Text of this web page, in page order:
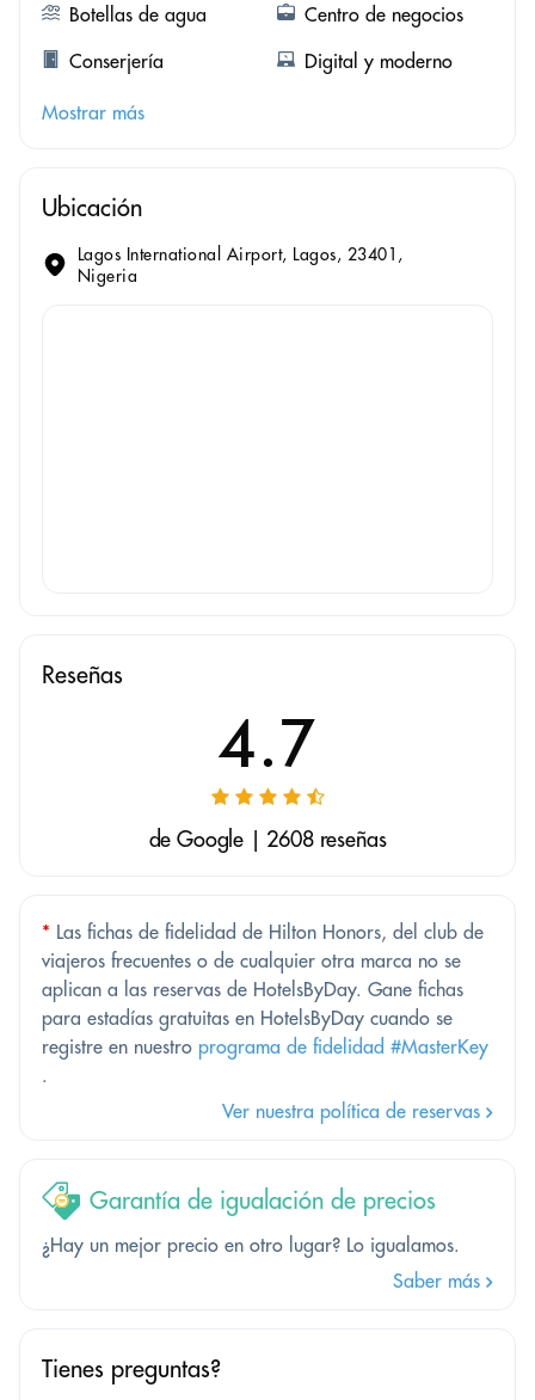
Botellas de agua
Centro de negocios
Conserjería
Digital y moderno
Mostrar más
Ubicación
Lagos International Airport, Lagos, 23401,
Nigeria
Reseñas
4.7
de Google | 2608 reseñas
* Las fichas de fidelidad de Hilton Honors, del club de
viajeros frecuentes o de cualquier otra marca no se
aplican a las reservas de HotelsByDay. Gane fichas
para estadías gratuitas en HotelsByDay cuando se
registre en nuestro programa de fidelidad #MasterKey
.
Ver nuestra política de reservas
Garantía de igualación de precios
¿Hay un mejor precio en otro lugar? Lo igualamos.
Saber más
Tienes preguntas?